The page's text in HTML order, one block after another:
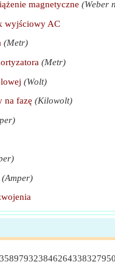
przy użyciu
przy użyciu
równania wyjściowego
Pole Pitch
użyciu współczynnika
pomocą równania
magnetyczne (Weber
wyjściowy AC
(Metr)
(Metr)
(Wolt)
na fazę (Kilowolt)
(Amper)
(Metr)
(Metr)
długości rdzenia (Metr)